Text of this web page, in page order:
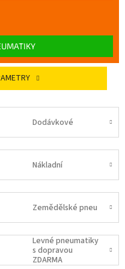
Dodávkové
Nákladní
Zemědělské pneu
Levné pneumatiky
s dopravou
ZDARMA